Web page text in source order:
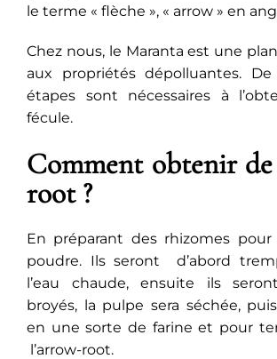
le terme « flèche », « arrow » en
Chez nous, le Maranta est une
aux propriétés dépolluantes. De
étapes sont nécessaires à
fécule.
Comment obtenir de
root ?
En préparant des rhizomes
poudre. Ils seront d’abord
l’eau chaude, ensuite ils
broyés, la pulpe sera séchée,
en une sorte de farine et pour
l’arrow-root.